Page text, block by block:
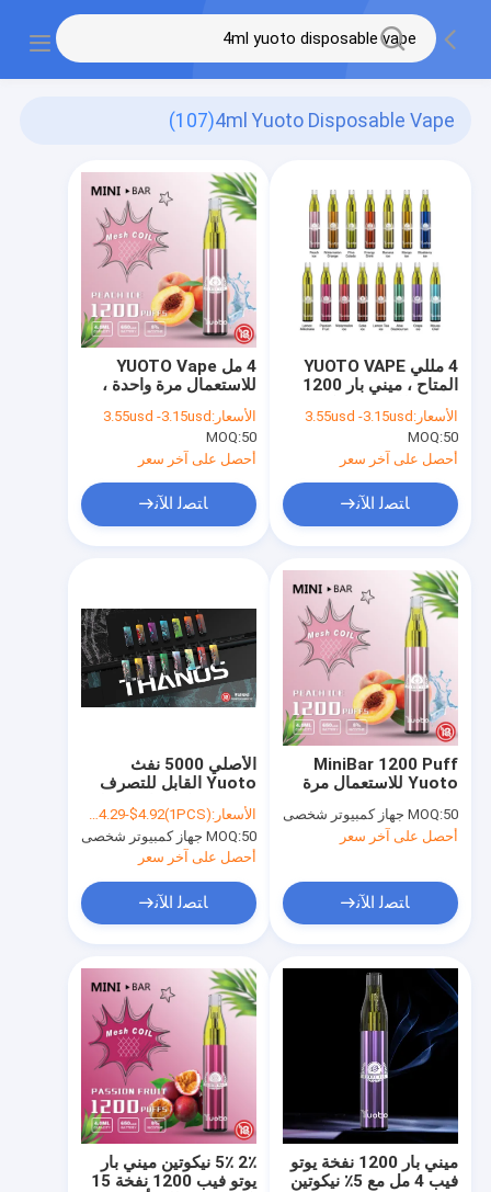
4ml Yuoto Disposable Vape
(107)
4 مل YUOTO Vape
للاستعمال مرة واحدة ،
إلكترونية يمكن التخلص
منها
الأسعار: 3.55usd -3.15usd
MOQ:50
أحصل على آخر سعر
ﺎﺘﺼﻟ ﺍﻶﻧ
4 مللي YUOTO VAPE
المتاح ، ميني بار 1200
نفخة نظام قرنة يمكن
التخلص منها
الأسعار: 3.55usd -3.15usd
MOQ:50
أحصل على آخر سعر
ﺎﺘﺼﻟ ﺍﻶﻧ
الأصلي 5000 نفث
Yuoto القابل للتصرف
لإعادة الشحن
الأسعار:US Dollar: $4.29-$4.92(1PCS)
MOQ:50 جهاز كمبيوتر شخصى
أحصل على آخر سعر
ﺎﺘﺼﻟ ﺍﻶﻧ
MiniBar 1200 Puff
Yuoto للاستعمال مرة
E-Juice 4.0 مل بطارية
650 مللي أمبير
MOQ:50 جهاز كمبيوتر شخصى
أحصل على آخر سعر
ﺎﺘﺼﻟ ﺍﻶﻧ
2٪ 5٪ نيكوتين ميني بار
يوتو فيب 1200 نفخة 15
ميني بار 1200 نفخة يوتو
فيب 4 مل مع 5٪ نيكوتين